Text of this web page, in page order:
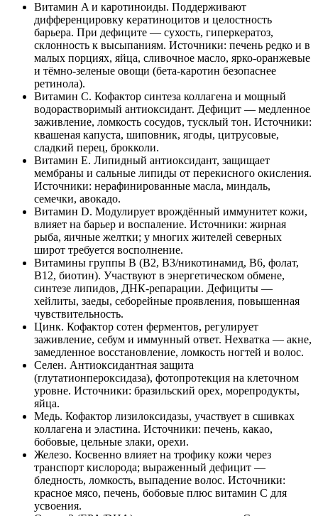
Витамин A и каротиноиды. Поддерживают
дифференцировку кератиноцитов и целостность
барьера. При дефиците — сухость, гиперкератоз,
склонность к высыпаниям. Источники: печень редко и в
малых порциях, яйца, сливочное масло, ярко‑оранжевые
и тёмно‑зеленые овощи (бета‑каротин безопаснее
ретинола).
Витамин C. Кофактор синтеза коллагена и мощный
водорастворимый антиоксидант. Дефицит — медленное
заживление, ломкость сосудов, тусклый тон. Источники:
квашеная капуста, шиповник, ягоды, цитрусовые,
сладкий перец, брокколи.
Витамин E. Липидный антиоксидант, защищает
мембраны и сальные липиды от перекисного окисления.
Источники: нерафинированные масла, миндаль,
семечки, авокадо.
Витамин D. Модулирует врождённый иммунитет кожи,
влияет на барьер и воспаление. Источники: жирная
рыба, яичные желтки; у многих жителей северных
широт требуется восполнение.
Витамины группы B (B2, B3/никотинамид, B6, фолат,
B12, биотин). Участвуют в энергетическом обмене,
синтезе липидов, ДНК‑репарации. Дефициты —
хейлиты, заеды, себорейные проявления, повышенная
чувствительность.
Цинк. Кофактор сотен ферментов, регулирует
заживление, себум и иммунный ответ. Нехватка — акне,
замедленное восстановление, ломкость ногтей и волос.
Селен. Антиоксидантная защита
(глутатионпероксидаза), фотопротекция на клеточном
уровне. Источники: бразильский орех, морепродукты,
яйца.
Медь. Кофактор лизилоксидазы, участвует в сшивках
коллагена и эластина. Источники: печень, какао,
бобовые, цельные злаки, орехи.
Железо. Косвенно влияет на трофику кожи через
транспорт кислорода; выраженный дефицит —
бледность, ломкость, выпадение волос. Источники:
красное мясо, печень, бобовые плюс витамин C для
усвоения.